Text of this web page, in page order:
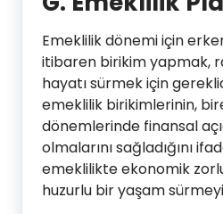
Emeklilik dönemi için
itibaren birikim yapmak,
hayatı sürmek için
emeklilik birikimlerinin,
dönemlerinde finansal
olmalarını sağladığını
emeklilikte ekonomik
huzurlu bir yaşam